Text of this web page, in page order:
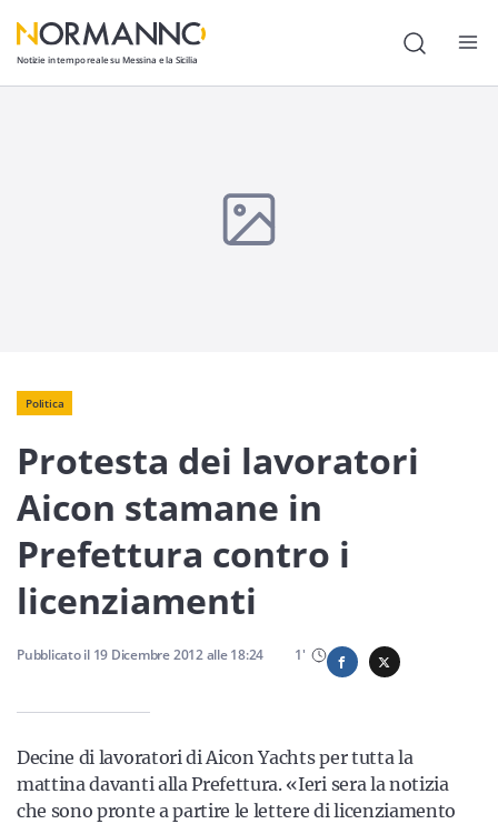
Notizie in tempo reale su Messina e la Sicilia
Economia
Sport
Sicilia
Servizi
nostra newsletter
Iscriviti
Politica
Protesta dei lavoratori
Aicon stamane in
Prefettura contro i
licenziamenti
Pubblicato il 19 Dicembre 2012alle18:24 1'
Decine di lavoratori di Aicon Yachts per tutta la
mattina davanti alla Prefettura. «Ieri sera la notizia
che sono pronte a partire le lettere di licenziamento